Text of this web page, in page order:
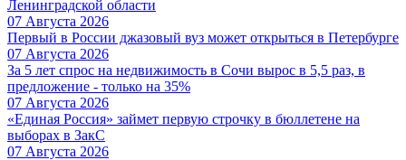
Ленинградской области
07 Августа 2026
Первый в России джазовый вуз может открыться в Петербурге
07 Августа 2026
За 5 лет спрос на недвижимость в Сочи вырос в 5,5 раз, в
предложение - только на 35%
07 Августа 2026
«Единая Россия» займет первую строчку в бюллетене на
выборах в ЗакС
07 Августа 2026